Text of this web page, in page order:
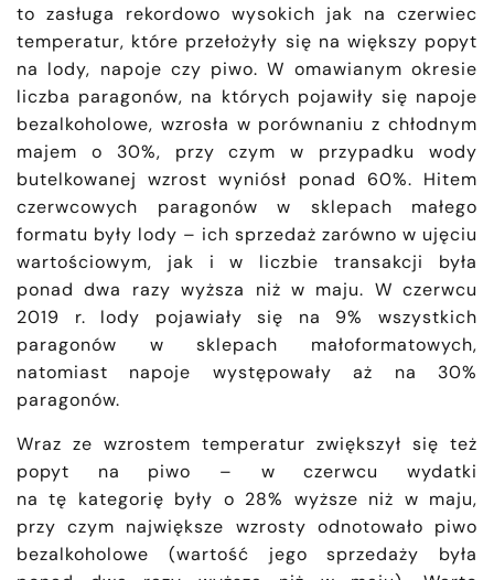
to zasługa rekordowo wysokich jak na czerwiec
temperatur, które przełożyły się na większy popyt
na lody, napoje czy piwo. W omawianym okresie
liczba paragonów, na których pojawiły się napoje
bezalkoholowe, wzrosła w porównaniu z chłodnym
majem o 30%, przy czym w przypadku wody
butelkowanej wzrost wyniósł ponad 60%. Hitem
czerwcowych paragonów w sklepach małego
formatu były lody – ich sprzedaż zarówno w ujęciu
wartościowym, jak i w liczbie transakcji była
ponad dwa razy wyższa niż w maju. W czerwcu
2019 r. lody pojawiały się na 9% wszystkich
paragonów w sklepach małoformatowych,
natomiast napoje występowały aż na 30%
paragonów.
Wraz ze wzrostem temperatur zwiększył się też
popyt na piwo – w czerwcu wydatki
na tę kategorię były o 28% wyższe niż w maju,
przy czym największe wzrosty odnotowało piwo
bezalkoholowe (wartość jego sprzedaży była